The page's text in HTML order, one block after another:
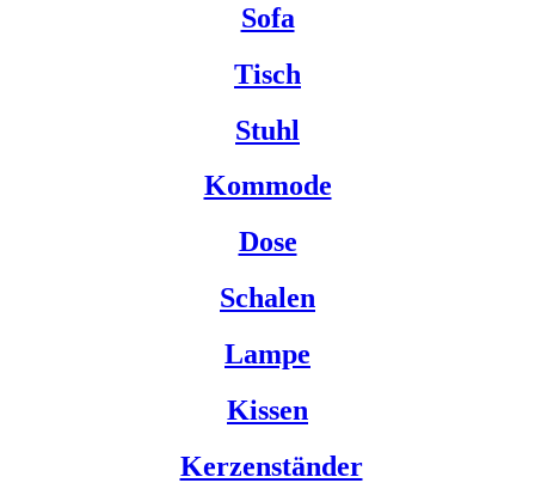
Sofa
Tisch
Stuhl
Kommode
Dose
Schalen
Lampe
Kissen
Kerzenständer